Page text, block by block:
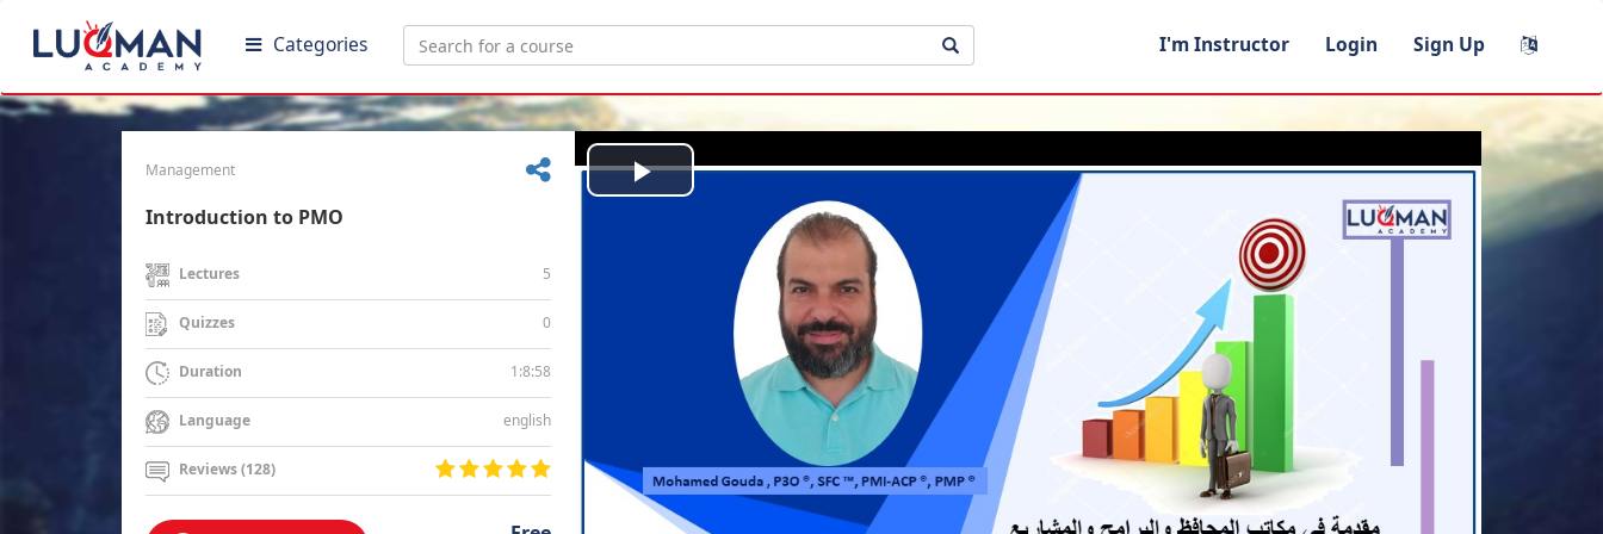
Categories I'm Instructor Login Sign Up
Management
Introduction to PMO
Lectures 5
Quizzes 0
Duration 1:8:58
Language english
Reviews (128)
Play